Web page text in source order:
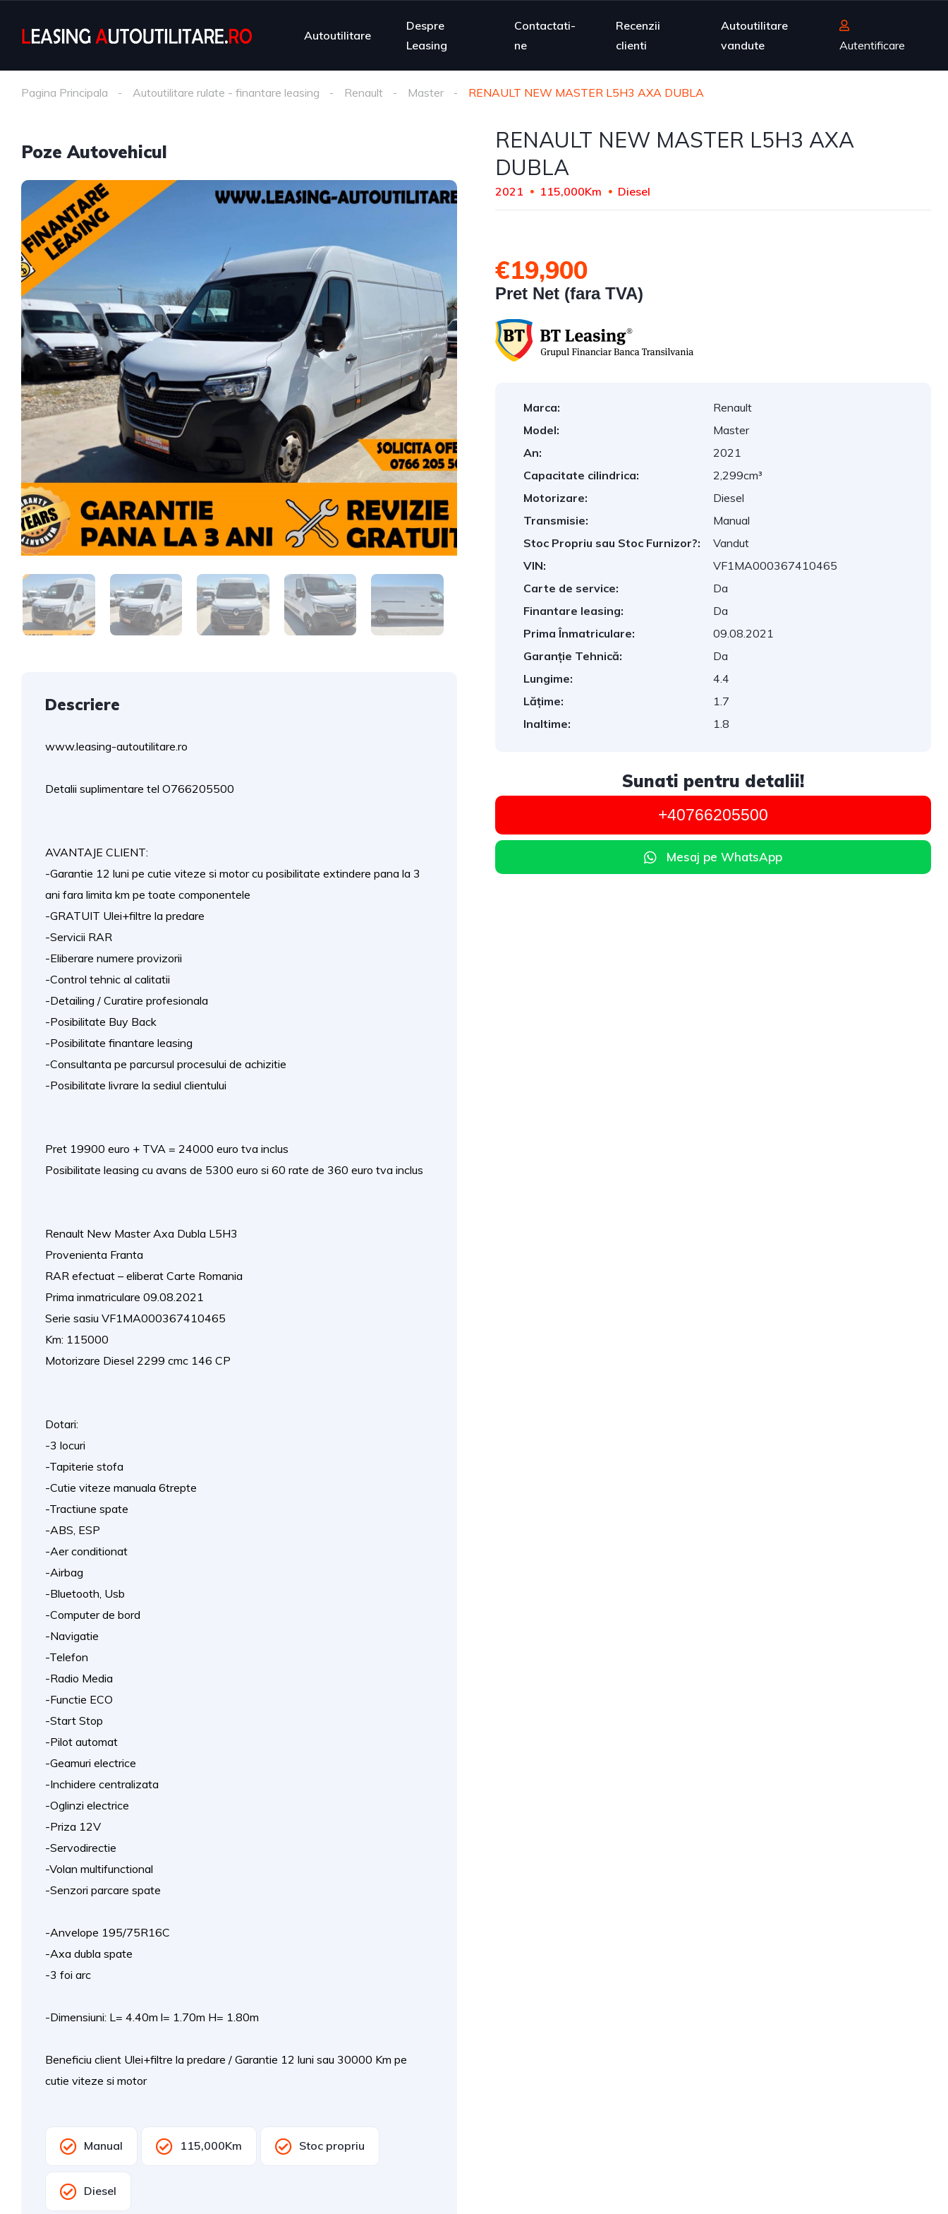
Autoutilitare
Despre
Leasing
Contactati-
ne
Recenzii
clienti
Autoutilitare
vandute
Autentificare
Pagina Principala Autoutilitare rulate - finantare leasing Renault Master RENAULT NEW MASTER L5H3 AXA DUBLA
Poze Autovehicul
Descriere
www.leasing-autoutilitare.ro
Detalii suplimentare tel O766205500
AVANTAJE CLIENT:
-Garantie 12 luni pe cutie viteze si motor cu posibilitate extindere pana la 3
ani fara limita km pe toate componentele
-GRATUIT Ulei+filtre la predare
-Servicii RAR
-Eliberare numere provizorii
-Control tehnic al calitatii
-Detailing / Curatire profesionala
-Posibilitate Buy Back
-Posibilitate finantare leasing
-Consultanta pe parcursul procesului de achizitie
-Posibilitate livrare la sediul clientului
Pret 19900 euro + TVA = 24000 euro tva inclus
Posibilitate leasing cu avans de 5300 euro si 60 rate de 360 euro tva inclus
Renault New Master Axa Dubla L5H3
Provenienta Franta
RAR efectuat – eliberat Carte Romania
Prima inmatriculare 09.08.2021
Serie sasiu VF1MA000367410465
Km: 115000
Motorizare Diesel 2299 cmc 146 CP
Dotari:
-3 locuri
-Tapiterie stofa
-Cutie viteze manuala 6trepte
-Tractiune spate
-ABS, ESP
-Aer conditionat
-Airbag
-Bluetooth, Usb
-Computer de bord
-Navigatie
-Telefon
-Radio Media
-Functie ECO
-Start Stop
-Pilot automat
-Geamuri electrice
-Inchidere centralizata
-Oglinzi electrice
-Priza 12V
-Servodirectie
-Volan multifunctional
-Senzori parcare spate
-Anvelope 195/75R16C
-Axa dubla spate
-3 foi arc
-Dimensiuni: L= 4.40m l= 1.70m H= 1.80m
Beneficiu client Ulei+filtre la predare / Garantie 12 luni sau 30000 Km pe
cutie viteze si motor
Manual 115,000Km Stoc propriu
Diesel
RENAULT NEW MASTER L5H3 AXA
DUBLA
2021 115,000Km Diesel
€19,900
Pret Net (fara TVA)
Marca:
Renault
Model:
Master
An:
2021
Capacitate cilindrica:
2,299cm³
Motorizare:
Diesel
Transmisie:
Manual
Stoc Propriu sau Stoc Furnizor?:
Vandut
VIN:
VF1MA000367410465
Carte de service:
Da
Finantare leasing:
Da
Prima Înmatriculare:
09.08.2021
Garanție Tehnică:
Da
Lungime:
4.4
Lățime:
1.7
Inaltime:
1.8
Sunati pentru detalii!
+40766205500
Mesaj pe WhatsApp